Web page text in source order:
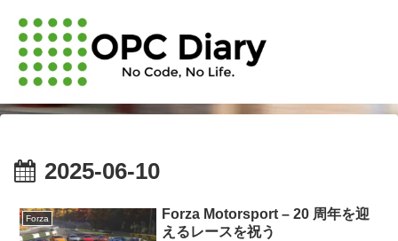
2025-06-10
Forza
Forza Motorsport – 20 周年を迎
えるレースを祝う